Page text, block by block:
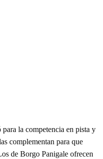
para la competencia en pista y
complementan para que
de Borgo Panigale ofrecen